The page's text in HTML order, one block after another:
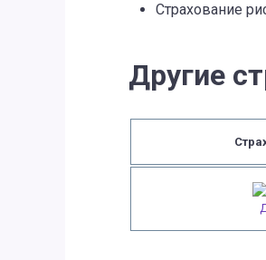
Страхование
Другие